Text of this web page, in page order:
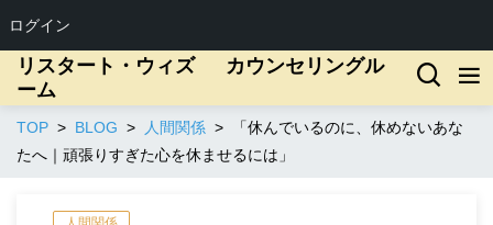
リスタート・ウィズ カウンセリングル
ーム
TOP BLOG 人間関係
「休んでいるのに、休めないあな
たへ｜頑張りすぎた心を休ませるには」
ログイン